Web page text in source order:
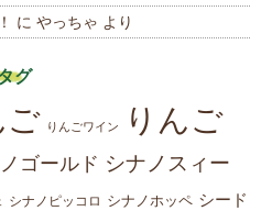
に やっちゃ より
グ
ご りんごワイン
りんご
ゴールド シナノスィー
シナノピッコロ シナノホッペ シード